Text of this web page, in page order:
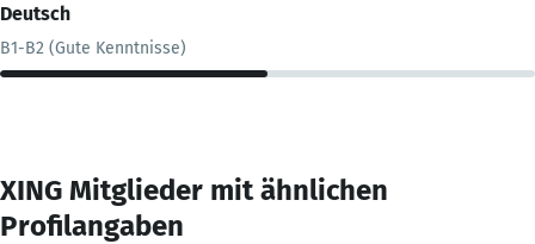
Deutsch
B1-B2 (Gute Kenntnisse)
XING Mitglieder mit ähnlichen
Profilangaben